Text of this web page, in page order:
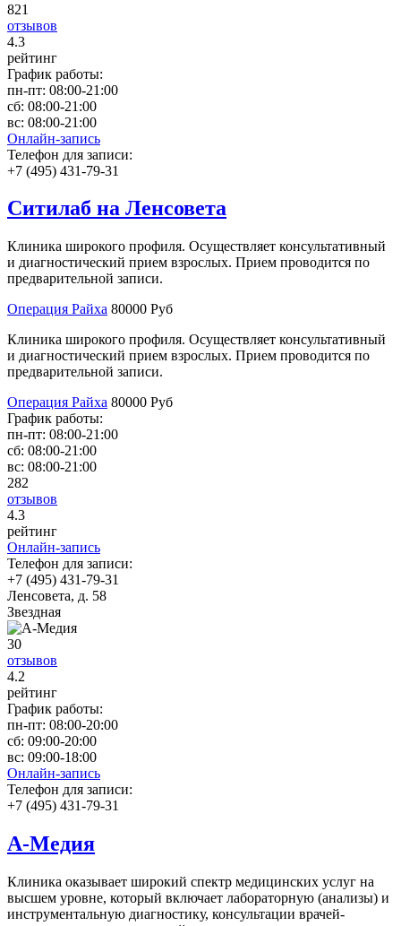
821
отзывов
4.3
рейтинг
График работы:
пн-пт: 08:00-21:00
сб: 08:00-21:00
вс: 08:00-21:00
Онлайн-запись
Телефон для записи:
+7 (495) 431-79-31
Ситилаб на Ленсовета
Клиника широкого профиля. Осуществляет консультативный
и диагностический прием взрослых. Прием проводится по
предварительной записи.
Операция Райха 80000 Руб
Клиника широкого профиля. Осуществляет консультативный
и диагностический прием взрослых. Прием проводится по
предварительной записи.
Операция Райха 80000 Руб
График работы:
пн-пт: 08:00-21:00
сб: 08:00-21:00
вс: 08:00-21:00
282
отзывов
4.3
рейтинг
Онлайн-запись
Телефон для записи:
+7 (495) 431-79-31
Ленсовета, д. 58
Звездная
30
отзывов
4.2
рейтинг
График работы:
пн-пт: 08:00-20:00
сб: 09:00-20:00
вс: 09:00-18:00
Онлайн-запись
Телефон для записи:
+7 (495) 431-79-31
А-Медия
Клиника оказывает широкий спектр медицинских услуг на
высшем уровне, который включает лабораторную (анализы) и
инструментальную диагностику, консультации врачей-